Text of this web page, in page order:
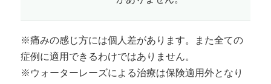
※痛みの感じ方には個人差があります。また全ての
症例に適用できるわけではありません。
※ウォーターレーズによる治療は保険適用外となり